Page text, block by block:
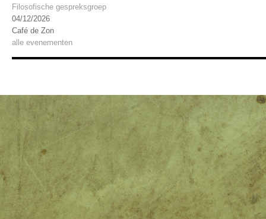
Filosofische gespreksgroep
04/12/2026
Café de Zon
alle evenementen